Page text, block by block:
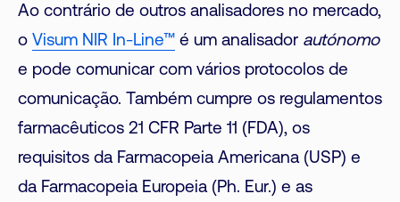
Ao contrário de outros analisadores no mercado,
o Visum NIR In-Line™ é um analisador autónomo
e pode comunicar com vários protocolos de
comunicação. Também cumpre os regulamentos
farmacêuticos 21 CFR Parte 11 (FDA), os
requisitos da Farmacopeia Americana (USP) e
da Farmacopeia Europeia (Ph. Eur.) e as